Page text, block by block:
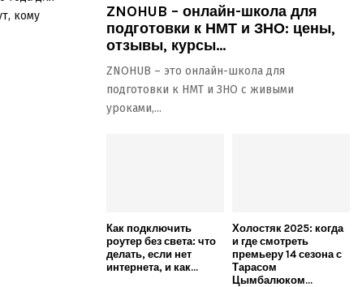
кому
ZNOHUB – онлайн-школа для
подготовки к НМТ и ЗНО: цены,
отзывы, курсы...
ZNOHUB – это онлайн-школа для
подготовки к НМТ и ЗНО с живыми
уроками,...
Как подключить
роутер без света: что
делать, если нет
интернета, и как...
Холостяк 2025: когда
и где смотреть
премьеру 14 сезона с
Тарасом
Цымбалюком...